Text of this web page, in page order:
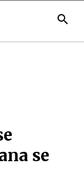
search
se